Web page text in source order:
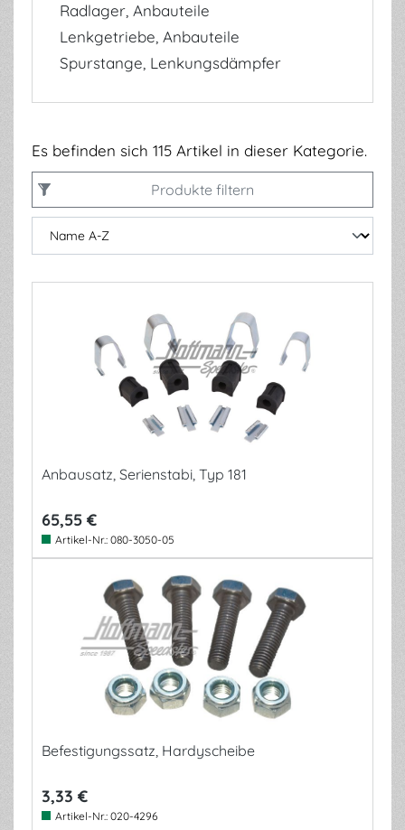
Radlager, Anbauteile
Lenkgetriebe, Anbauteile
Spurstange, Lenkungsdämpfer
Es befinden sich 115 Artikel in dieser Kategorie.
Produkte filtern
Anbausatz, Serienstabi, Typ 181
65,55 €
Artikel-Nr.: 080-3050-05
Befestigungssatz, Hardyscheibe
3,33 €
Artikel-Nr.: 020-4296